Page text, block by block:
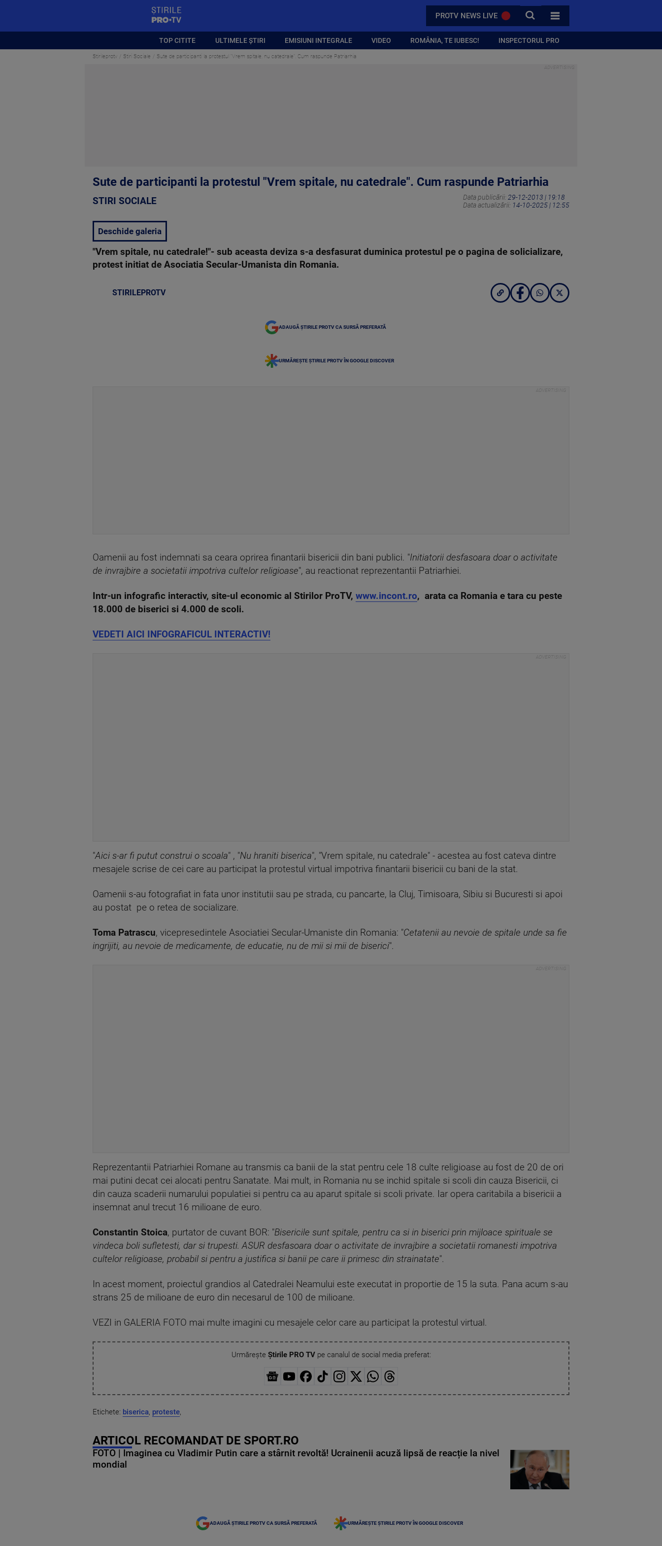
PROTV NEWS LIVE CAUTA
TOATE CATEGORIILE
TOP CITITE ULTIMELE ȘTIRI EMISIUNI INTEGRALE VIDEO ROMÂNIA, TE IUBESC! INSPECTORUL PRO
Stirileprotv Stiri Sociale Sute de participanti la protestul "Vrem spitale, nu catedrale". Cum raspunde Patriarhia
Sute de participanti la protestul "Vrem spitale, nu catedrale". Cum raspunde Patriarhia
STIRI SOCIALE Data publicării: 29-12-2013 | 19:18
Data actualizării: 14-10-2025 | 12:55
Deschide galeria
"Vrem spitale, nu catedrale!"- sub aceasta deviza s-a desfasurat duminica protestul pe o pagina de solicializare,
protest initiat de Asociatia Secular-Umanista din Romania.
STIRILEPROTV
ADAUGĂ ȘTIRILE PROTV CA SURSĂ PREFERATĂ
URMĂREȘTE ȘTIRILE PROTV ÎN GOOGLE DISCOVER
Oamenii au fost indemnati sa ceara oprirea finantarii bisericii din bani publici. "Initiatorii desfasoara doar o activitate
de invrajbire a societatii impotriva cultelor religioase", au reactionat reprezentantii Patriarhiei.
Intr-un infografic interactiv, site-ul economic al Stirilor ProTV, www.incont.ro, arata ca Romania e tara cu peste
18.000 de biserici si 4.000 de scoli.
VEDETI AICI INFOGRAFICUL INTERACTIV!
"Aici s-ar fi putut construi o scoala" , "Nu hraniti biserica", "Vrem spitale, nu catedrale" - acestea au fost cateva dintre
mesajele scrise de cei care au participat la protestul virtual impotriva finantarii bisericii cu bani de la stat.
Oamenii s-au fotografiat in fata unor institutii sau pe strada, cu pancarte, la Cluj, Timisoara, Sibiu si Bucuresti si apoi
au postat pe o retea de socializare.
Toma Patrascu, vicepresedintele Asociatiei Secular-Umaniste din Romania: "Cetatenii au nevoie de spitale unde sa fie
ingrijiti, au nevoie de medicamente, de educatie, nu de mii si mii de biserici".
Reprezentantii Patriarhiei Romane au transmis ca banii de la stat pentru cele 18 culte religioase au fost de 20 de ori
mai putini decat cei alocati pentru Sanatate. Mai mult, in Romania nu se inchid spitale si scoli din cauza Bisericii, ci
din cauza scaderii numarului populatiei si pentru ca au aparut spitale si scoli private. Iar opera caritabila a bisericii a
insemnat anul trecut 16 milioane de euro.
Constantin Stoica, purtator de cuvant BOR: "Bisericile sunt spitale, pentru ca si in biserici prin mijloace spirituale se
vindeca boli sufletesti, dar si trupesti. ASUR desfasoara doar o activitate de invrajbire a societatii romanesti impotriva
cultelor religioase, probabil si pentru a justifica si banii pe care ii primesc din strainatate".
In acest moment, proiectul grandios al Catedralei Neamului este executat in proportie de 15 la suta. Pana acum s-au
strans 25 de milioane de euro din necesarul de 100 de milioane.
VEZI in GALERIA FOTO mai multe imagini cu mesajele celor care au participat la protestul virtual.
Urmărește Știrile PRO TVpe canalul de social media preferat:
Etichete: biserica, proteste,
ARTICOL RECOMANDAT DE SPORT.RO
FOTO | Imaginea cu Vladimir Putin care a stârnit revoltă! Ucrainenii acuză lipsă de reacție la nivel
mondial
ADAUGĂ ȘTIRILE PROTV CA SURSĂ PREFERATĂ URMĂREȘTE ȘTIRILE PROTV ÎN GOOGLE DISCOVER